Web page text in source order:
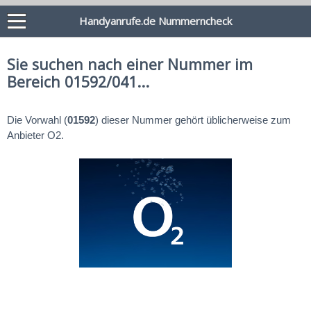
Handyanrufe.de Nummerncheck
Sie suchen nach einer Nummer im
Bereich 01592/041...
Die Vorwahl (01592) dieser Nummer gehört üblicherweise zum
Anbieter O2.